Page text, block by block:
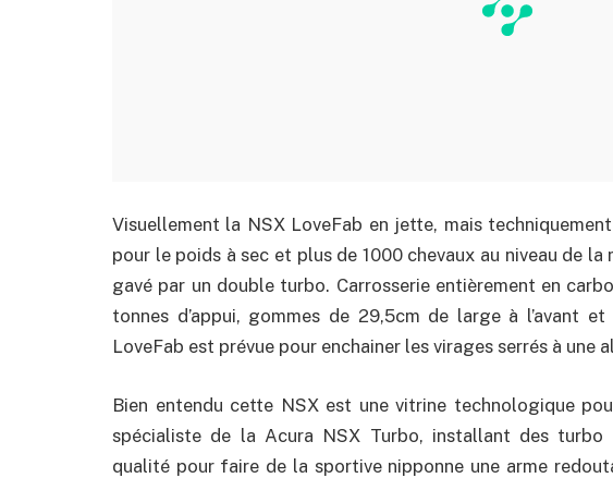
Visuellement la NSX LoveFab en jette, mais
pour le poids à sec et plus de 1000 chevaux au niveau de
gavé par un double turbo. Carrosserie entièrement en
tonnes d’appui, gommes de 29,5cm de large à l’avant
LoveFab est prévue pour enchainer les virages serrés à une
Bien entendu cette NSX est une vitrine technologique
spécialiste de la Acura NSX Turbo, installant des
qualité pour faire de la sportive nipponne une arme